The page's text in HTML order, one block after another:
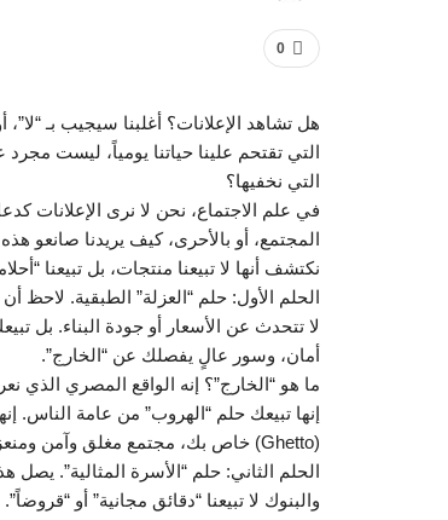
0
هل تشاهد الإعلانات؟ أغلبنا سيجيب بـ “لا”،
التي تقتحم علينا حياتنا يومياً، ليست مجرد
التي نخفيها؟
في علم الاجتماع، نحن لا نرى الإعلانات
المجتمع، أو بالأحرى، كيف يريدنا صانعو
نكتشف أنها لا تبيعنا منتجات، بل تبيعنا
الحلم الأول: حلم “العزلة” الطبقية. لاحظ
لا تتحدث عن الأسعار أو جودة البناء. بل
أمان، وسور عالٍ يفصلك عن “الخارج”.
ما هو “الخارج”؟ إنه الواقع المصري الذي
إنها تبيعك حلم “الهروب” من عامة الناس.
(Ghetto) خاص بك، مجتمع مغلق وآمن ومنعزل.
الحلم الثاني: حلم “الأسرة المثالية”.
والبنوك لا تبيعنا “دقائق مجانية” أو